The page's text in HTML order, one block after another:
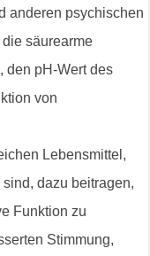
anderen psychischen
säurearme
den pH-Wert des
von
Lebensmittel,
dazu beitragen,
Funktion zu
Stimmung,